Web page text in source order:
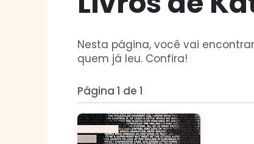
Nesta página, você vai
quem já leu. Confira!
Página 1 de 1